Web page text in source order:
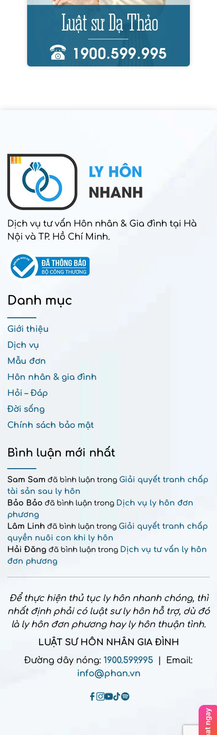
Dịch vụ tư vấn Hôn nhân & Gia đình tại Hà
Nội và TP. Hồ Chí Minh.
Danh mục
Giới thiệu
Dịch vụ
Mẫu đơn
Hôn nhân & gia đình
Hỏi – Đáp
Đời sống
Chính sách bảo mật
Bình luận mới nhất
Sam Sam đã bình luận trong Giải quyết tranh chấp
tài sản sau ly hôn
Bảo Bảo đã bình luận trong Dịch vụ ly hôn đơn
phương
Lâm Linh đã bình luận trong Giải quyết tranh chấp
quyền nuôi con khi ly hôn
Hải Đăng đã bình luận trong Dịch vụ tư vấn ly hôn
đơn phương
Để thực hiện thủ tục ly hôn nhanh chóng, thì
nhất định phải có luật sư ly hôn hỗ trợ, dù đó
là ly hôn đơn phương hay ly hôn thuận tình.
LUẬT SƯ HÔN NHÂN GIA ĐÌNH
Đường dây nóng: 1900.599.995 | Email:
info@phan.vn